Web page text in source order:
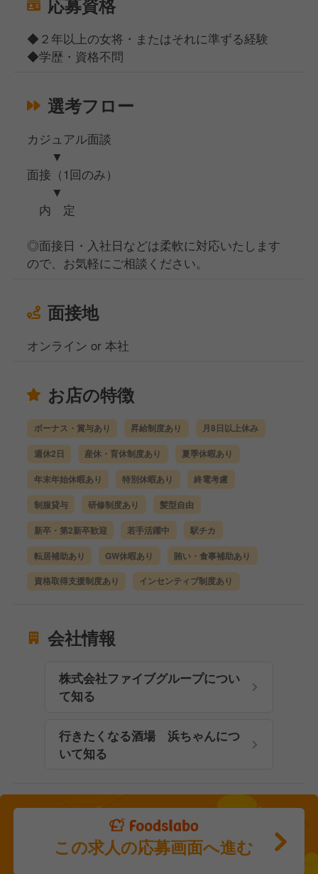
応募資格
◆２年以上の女将・またはそれに準ずる経験
◆学歴・資格不問
選考フロー
カジュアル面談
▼
面接（1回のみ）
▼
内 定
◎面接日・入社日などは柔軟に対応いたします
ので、お気軽にご相談ください。
面接地
オンライン or 本社
お店の特徴
ボーナス・賞与あり 昇給制度あり 月8日以上休み
週休2日 産休・育休制度あり 夏季休暇あり
年末年始休暇あり 特別休暇あり 終電考慮
制服貸与 研修制度あり 髪型自由
新卒・第2新卒歓迎 若手活躍中 駅チカ
転居補助あり GW休暇あり 賄い・食事補助あり
資格取得支援制度あり インセンティブ制度あり
会社情報
株式会社ファイブグループについ
て知る
行きたくなる酒場 浜ちゃんにつ
いて知る
この求人の応募画面へ進む